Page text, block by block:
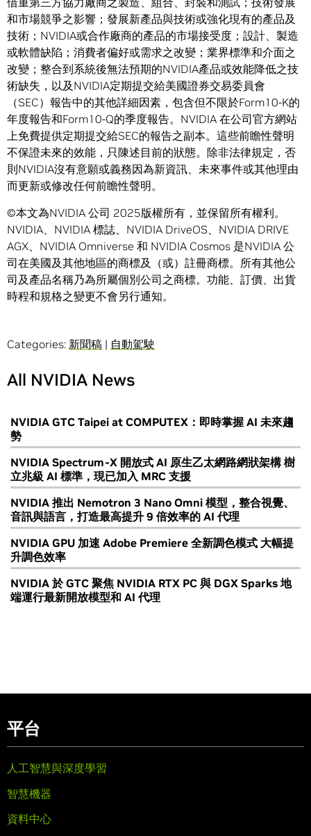
和市場競爭之影響；發展新產品與技術或強化現有的產品及
技術；NVIDIA或合作廠商的產品的市場接受度；設計、製造
或軟體缺陷；消費者偏好或需求之改變；業界標準和介面之
改變；整合到系統後無法預期的NVIDIA產品或效能降低之技
術缺失，以及NVIDIA定期提交給美國證券交易委員會
（SEC）報告中的其他詳細因素，包含但不限於Form10-K的
年度報告和Form10-Q的季度報告。NVIDIA 在公司官方網站
上免費提供定期提交給SEC的報告之副本。這些前瞻性聲明
不保證未來的效能，只陳述目前的狀態。除非法律規定，否
則NVIDIA沒有意願或義務因為新資訊、未來事件或其他理由
而更新或修改任何前瞻性聲明。
©本文為NVIDIA 公司 2025版權所有，並保留所有權利。
NVIDIA、NVIDIA 標誌、NVIDIA DriveOS、NVIDIA DRIVE
AGX、NVIDIA Omniverse 和 NVIDIA Cosmos 是NVIDIA 公
司在美國及其他地區的商標及（或）註冊商標。所有其他公
司及產品名稱乃為所屬個別公司之商標。功能、訂價、出貨
時程和規格之變更不會另行通知。
Categories: 新聞稿 | 自動駕駛
All NVIDIA News
NVIDIA GTC Taipei at COMPUTEX：即時掌握 AI 未來趨
勢
NVIDIA Spectrum-X 開放式 AI 原生乙太網路網狀架構 樹
立兆級 AI 標準，現已加入 MRC 支援
NVIDIA 推出 Nemotron 3 Nano Omni 模型，整合視覺、
音訊與語言，打造最高提升 9 倍效率的 AI 代理
NVIDIA GPU 加速 Adobe Premiere 全新調色模式 大幅提
升調色效率
NVIDIA 於 GTC 聚焦 NVIDIA RTX PC 與 DGX Sparks 地
端運行最新開放模型和 AI 代理
平台
人工智慧與深度學習
智慧機器
資料中心